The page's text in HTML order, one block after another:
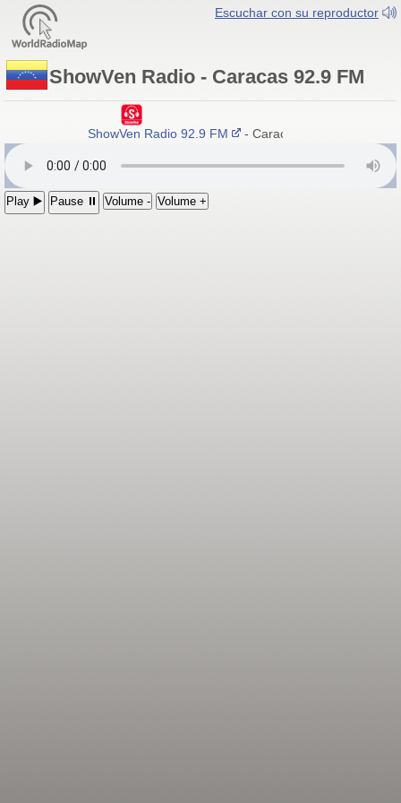
Escuchar con su reproductor
ShowVen Radio - Caracas 92.9 FM
ShowVen Radio 92.9 FM - Caracas, Venezuela
Play ▶️ Pause ⏸ Volume - Volume +